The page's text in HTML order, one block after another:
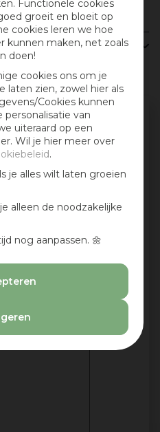
Functionele cookies
groeit en bloeit op
cookies leren we hoe
kunnen maken, net zoals
doen!
cookies ons om je
laten zien, zowel hier als
Cookies kunnen
van
uiteraard op een
Wil je hier meer over
.
je alles wilt laten groeien
alleen de noodzakelijke
nog aanpassen. 🌼
win een cadeaubon
dit product en maak
t.w.v. € 25,-